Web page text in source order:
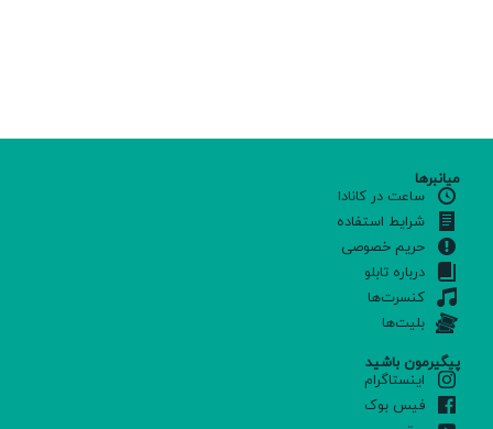
میانبرها
ساعت در کانادا
شرایط استفاده
حریم خصوصی
درباره تابلو
کنسرت‌ها
بلیت‌ها
پیگیرمون باشید
اینستاگرام
فیس بوک